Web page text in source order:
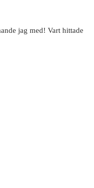
jag med! Vart hittade